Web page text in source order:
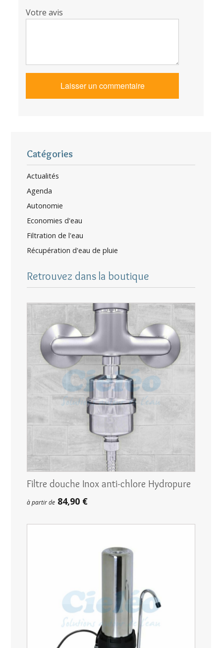
Votre avis
Catégories
Actualités
Agenda
Autonomie
Economies d'eau
Filtration de l'eau
Récupération d'eau de pluie
Retrouvez dans la boutique
Filtre douche Inox anti-chlore Hydropure
à partir de 84,90 €